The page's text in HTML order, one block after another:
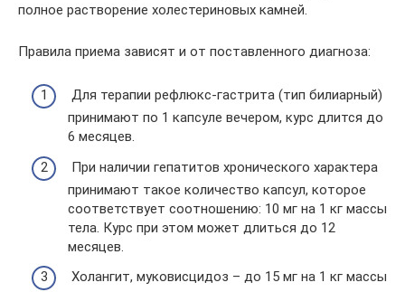
полное растворение холестериновых камней.
Правила приема зависят и от поставленного диагноза:
Для терапии рефлюкс-гастрита (тип билиарный)
принимают по 1 капсуле вечером, курс длится до
6 месяцев.
При наличии гепатитов хронического характера
принимают такое количество капсул, которое
соответствует соотношению: 10 мг на 1 кг массы
тела. Курс при этом может длиться до 12
месяцев.
Холангит, муковисцидоз – до 15 мг на 1 кг массы